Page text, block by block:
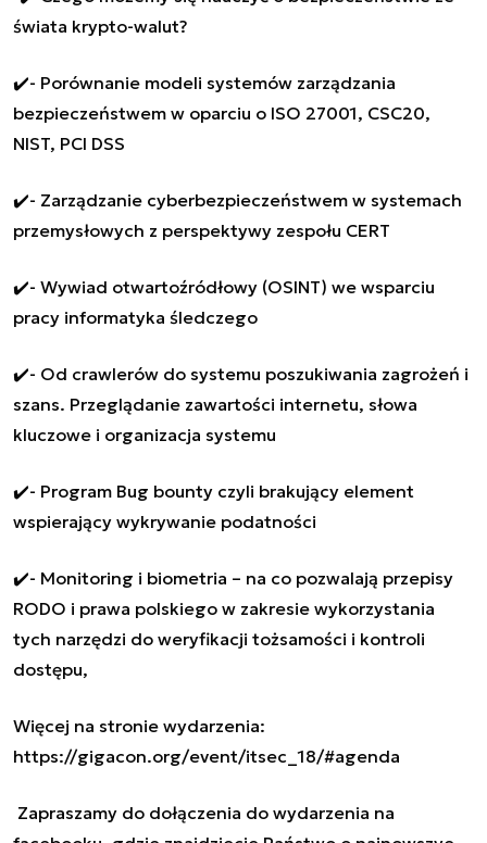
świata krypto-walut?
✔️- Porównanie modeli systemów zarządzania
bezpieczeństwem w oparciu o ISO 27001, CSC20,
NIST, PCI DSS
✔️- Zarządzanie cyberbezpieczeństwem w systemach
przemysłowych z perspektywy zespołu CERT
✔️- Wywiad otwartoźródłowy (OSINT) we wsparciu
pracy informatyka śledczego
✔️- Od crawlerów do systemu poszukiwania zagrożeń i
szans. Przeglądanie zawartości internetu, słowa
kluczowe i organizacja systemu
✔️- Program Bug bounty czyli brakujący element
wspierający wykrywanie podatności
✔️- Monitoring i biometria – na co pozwalają przepisy
RODO i prawa polskiego w zakresie wykorzystania
tych narzędzi do weryfikacji tożsamości i kontroli
dostępu,
Więcej na stronie wydarzenia:
https://gigacon.org/event/itsec_18/#agenda
Zapraszamy do dołączenia do wydarzenia na